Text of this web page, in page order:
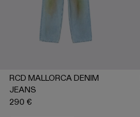
RCD MALLORCA DENIM
JEANS
290 €